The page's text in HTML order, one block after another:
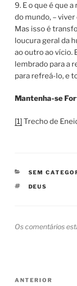
9. E o que é que
do mundo, –
Mas isso é
loucura geral da
ao outro ao vício.
lembrado para a
para refreá-lo, e
Mantenha-se
[1] Trecho de
CATEGORIAS
SEM
TAGS
DEUS
Os comentários
Navegação
Post
ANTERIOR